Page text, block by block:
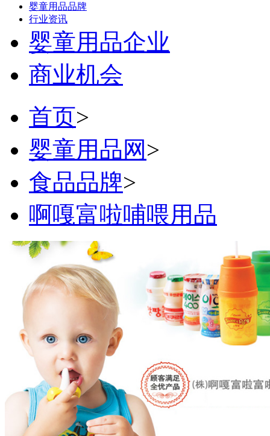
婴童用品品牌
行业资讯
婴童用品企业
商业机会
首页>
婴童用品网 >
食品品牌>
啊嘎富啦哺喂用品